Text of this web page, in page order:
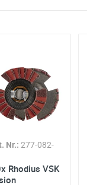
Nr.: 277-082-
Rhodius VSK